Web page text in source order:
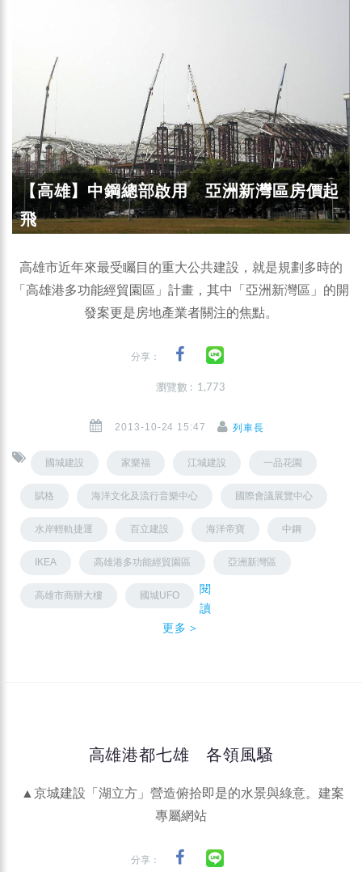
【高雄】中鋼總部啟用 亞洲新灣區房價起
飛
高雄市近年來最受矚目的重大公共建設，就是規劃多時的
「高雄港多功能經貿園區」計畫，其中「亞洲新灣區」的開
發案更是房地產業者關注的焦點。
分享：
瀏覽數 : 1,773
2013-10-24 15:47 列車長
國城建設 家樂福 江城建設 一品花園
賦格 海洋文化及流行音樂中心 國際會議展覽中心
水岸輕軌捷運 百立建設 海洋帝寶 中鋼
IKEA 高雄港多功能經貿園區 亞洲新灣區
高雄市商辦大樓 國城UFO
閱
讀
更多＞
高雄港都七雄 各領風騷
▲京城建設「湖立方」營造俯拾即是的水景與綠意。建案
專屬網站
分享：